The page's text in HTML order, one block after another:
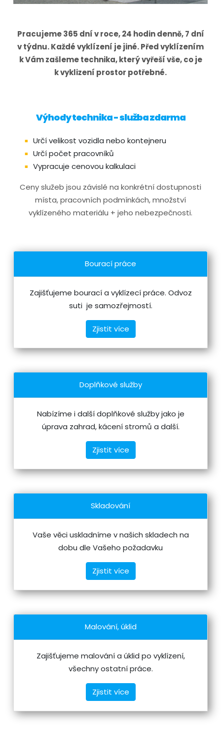
Pracujeme 365 dní v roce, 24 hodin denně, 7 dní
v týdnu. Každé vyklízení je jiné. Před vyklízením
k Vám zašleme technika, který vyřeší vše, co je
k vyklizení prostor potřebné.
Výhody technika - služba zdarma
Určí velikost vozidla nebo kontejneru
Určí počet pracovníků
Vypracuje cenovou kalkulaci
Ceny služeb jsou závislé na konkrétní dostupnosti
místa, pracovních podmínkách, množství
vyklízeného materiálu + jeho nebezpečnosti.
Bourací práce
Zajišťujeme bourací a vyklízecí práce. Odvoz
suti je samozřejmostí.
Zjistit více
Doplňkové služby
Nabízíme i další doplňkové služby jako je
úprava zahrad, kácení stromů a další.
Zjistit více
Skladování
Vaše věci uskladníme v našich skladech na
dobu dle Vašeho požadavku
Zjistit více
Malování, úklid
Zajišťujeme malování a úklid po vyklízení,
všechny ostatní práce.
Zjistit více